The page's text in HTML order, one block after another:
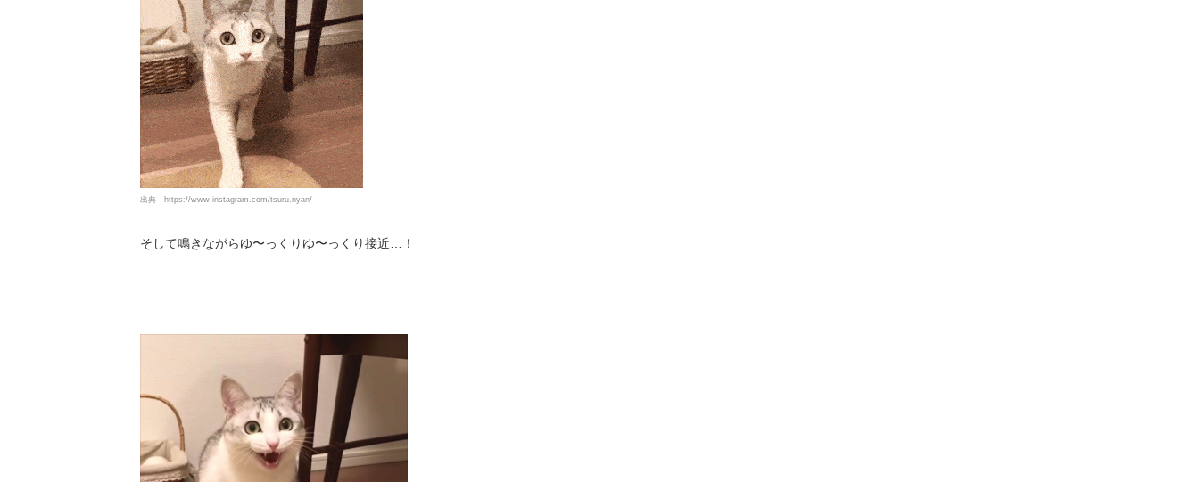
出典 https://www.instagram.com/tsuru.nyan/
そして鳴きながらゆ〜っくりゆ〜っくり接近…！